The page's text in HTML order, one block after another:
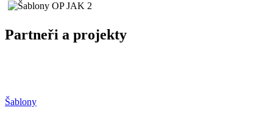
Partneři a projekty
Šablony